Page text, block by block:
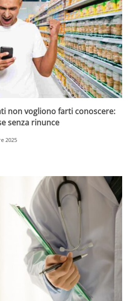
non vogliono farti conoscere:
senza rinunce
2025